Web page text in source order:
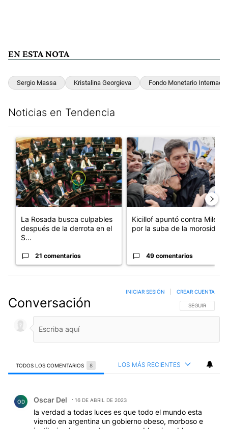
EN ESTA NOTA
Sergio Massa Kristalina Georgieva Fondo Monetario
Noticias en Tendencia
Un artículo de tendencia con el título "La Rosada busca
La Rosada busca culpables
después de la derrota en el
S...
21 comentarios
Un artículo de tendencia con
Kicillof apuntó contra Milei
por la suba de la morosida...
49 comentarios
Conversación SIGA ESTA
SEGUIR
INICIAR SESIÓN CREAR CUENTA
TODOS LOS COMENTARIOS 8 LOS MÁS RECIENTES
OD Oscar Del 16 DE ABRIL DE 2023
la verdad a todas luces es que todo el mundo esta
viendo en argentina un gobierno obeso, morboso e